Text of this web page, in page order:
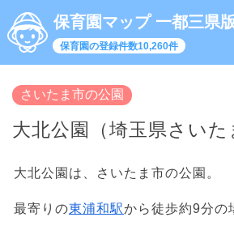
保育園マップ 一都三県
保育園の登録件数10,260件
さいたま市の公園
大北公園（埼玉県さいた
大北公園は、さいたま市の公園。
最寄りの東浦和駅から徒歩約9分の